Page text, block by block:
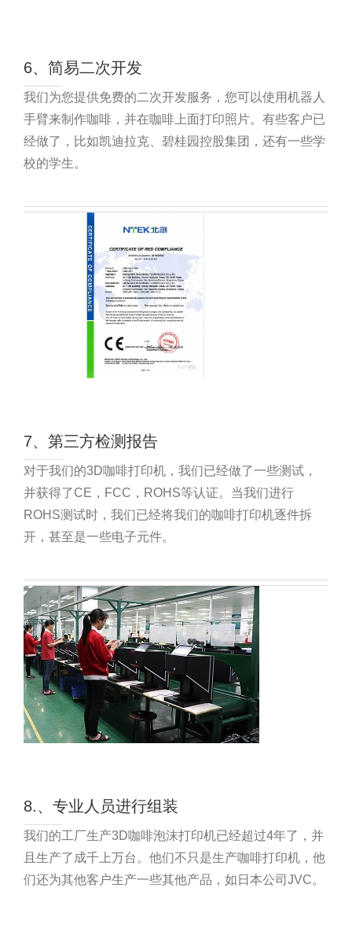
6、简易二次开发
我们为您提供免费的二次开发服务，您可以使用机器人
手臂来制作咖啡，并在咖啡上面打印照片。有些客户已
经做了，比如凯迪拉克、碧桂园控股集团，还有一些学
校的学生。
7、第三方检测报告
对于我们的3D咖啡打印机，我们已经做了一些测试，
并获得了CE，FCC，ROHS等认证。当我们进行
ROHS测试时，我们已经将我们的咖啡打印机逐件拆
开，甚至是一些电子元件。
8.、专业人员进行组装
我们的工厂生产3D咖啡泡沫打印机已经超过4年了，并
且生产了成千上万台。他们不只是生产咖啡打印机，他
们还为其他客户生产一些其他产品，如日本公司JVC。